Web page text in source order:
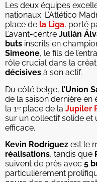
Les deux équipes
nationaux. L’Atlético
place de la Liga, porté
L’avant-centre Julián
buts inscrits en
Simeone, le fils de
rôle crucial dans la
décisives à son actif.
Du côté belge, l’Union
de la saison dernière
la 1ʳᵉ place de la Jupiler
sur un collectif solide et
efficace.
Kevin Rodríguez est le
réalisations, tandis que
suivent de près avec 5
particulièrement